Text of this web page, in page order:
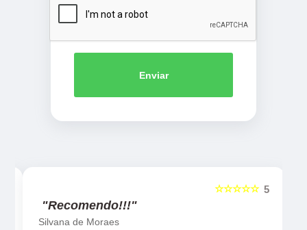
Enviar
5
☆☆☆☆☆
"Recomendo!!!"
Silvana de Moraes